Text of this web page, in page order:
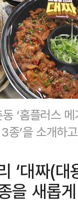
‘홈플러스
종’을 소개하
‘대짜(
을 새롭